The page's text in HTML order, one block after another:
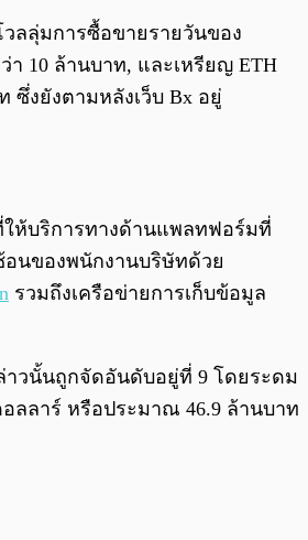
วลลุ่มการซื้อขายรายวันของ
า 10 ล้านบาท, และเหรียญ ETH
ซึ่งยังตามหลังเว็บ Bx อยู่
ห้บริการทางด้านแพลทฟอร์มที่
นของพนักงานบริษัทด้วย
รวมถึงเครือข่ายการเก็บข้อมูล
วนั้นถูกจัดอันดับอยู่ที่ 9 โดยระดม
ลลาร์ หรือประมาณ 46.9 ล้านบาท